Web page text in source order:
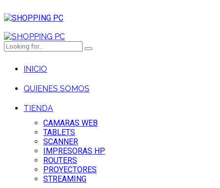
INICIO
QUIENES SOMOS
TIENDA
CAMARAS WEB
TABLETS
SCANNER
IMPRESORAS HP
ROUTERS
PROYECTORES
STREAMING